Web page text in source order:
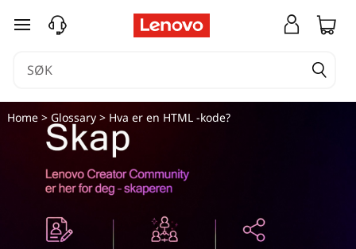
V
ä
gå til hovedinnhold
Home> Glossary> Hva er en HTML -kode?